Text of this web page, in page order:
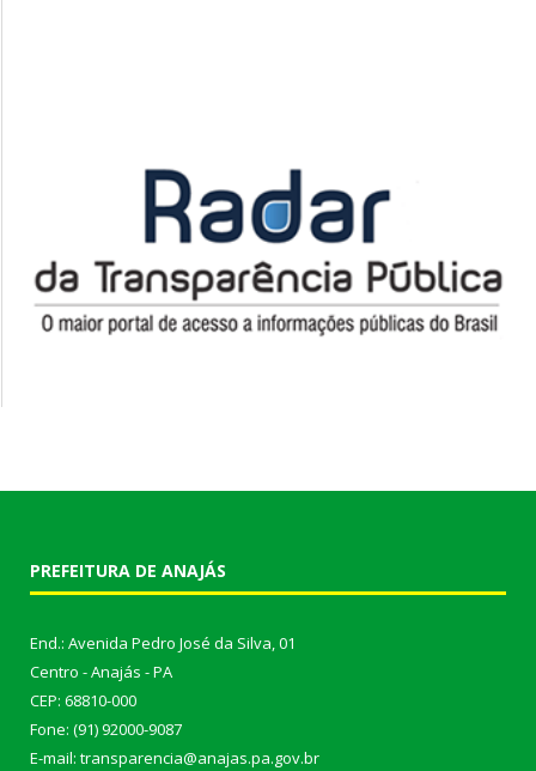
PREFEITURA DE ANAJÁS
End.: Avenida Pedro José da Silva, 01
Centro - Anajás - PA
CEP: 68810-000
Fone: (91) 92000-9087
E-mail: transparencia@anajas.pa.gov.br